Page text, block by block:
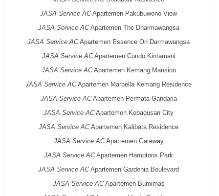
JASA Service ACApartemen Pakubuwono View
JASA Service ACApartemen The Dharmawangsa
JASA Service ACApartemen Essence On Darmawangsa
JASA Service ACApartemen Condo Kintamani
JASA Service ACApartemen Kemang Mansion
JASA Service ACApartemen Marbella Kemang Residence
JASA Service ACApartemen Permata Gandaria
JASA Service ACApartemen Kebagusan City
JASA Service ACApartemen Kalibata Residence
JASA Service ACApartemen Gateway
JASA Service ACApartemen Hamptons Park
JASA Service ACApartemen Gardenia Boulevard
JASA Service ACApartemen Bumimas